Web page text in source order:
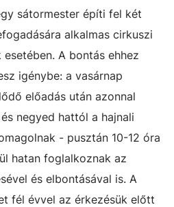
sátormester építi fel két
alkalmas cirkuszi
A bontás ehhez
igénybe: a vasárnap
előadás után azonnal
negyed hattól a hajnali
- pusztán 10-12 óra
hatan foglalkoznak az
és elbontásával is. A
fél évvel az érkezésük előtt